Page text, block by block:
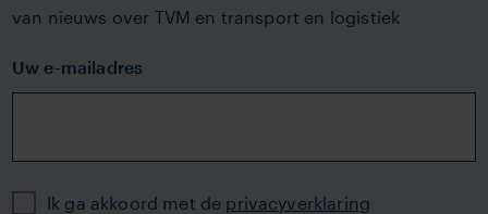
van nieuws over TVM en transport en logistiek
Uw e-mailadres
PrivacyIk ga akkoord met de privacyverklaring